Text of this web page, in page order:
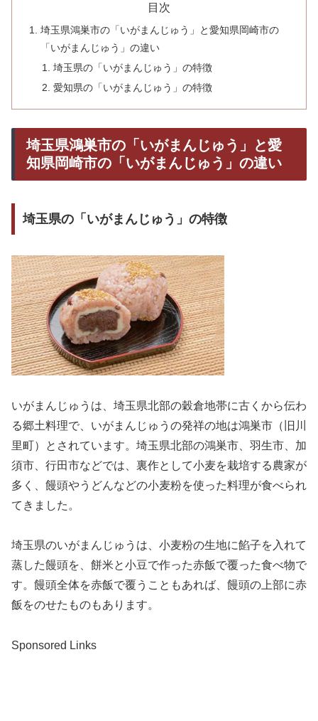
目次
埼玉県鴻巣市の「いがまんじゅう」と愛知県岡崎市の
「いがまんじゅう」の違い
埼玉県の「いがまんじゅう」の特徴
愛知県の「いがまんじゅう」の特徴
埼玉県鴻巣市の「いがまんじゅう」と愛
知県岡崎市の「いがまんじゅう」の違い
埼玉県の「いがまんじゅう」の特徴
いがまんじゅうは、埼玉県北部の穀倉地帯に古くから伝わ
る郷土料理で、いがまんじゅうの発祥の地は鴻巣市（旧川
里町）とされています。埼玉県北部の鴻巣市、羽生市、加
須市、行田市などでは、裏作として小麦を栽培する農家が
多く、饅頭やうどんなどの小麦粉を使った料理が食べられ
てきました。
埼玉県のいがまんじゅうは、小麦粉の生地に餡子を入れて
蒸した饅頭を、餅米と小豆で作った赤飯で覆った食べ物で
す。饅頭全体を赤飯で覆うこともあれば、饅頭の上部に赤
飯をのせたものもあります。
Sponsored Links